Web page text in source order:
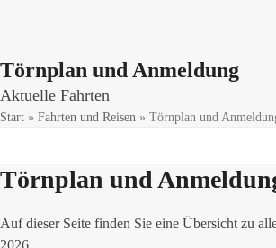
Törnplan und Anmeldung
Aktuelle Fahrten
Start » Fahrten und Reisen » Törnplan und
Törnplan und
Auf dieser Seite finden Sie eine Übersicht zu
2026.